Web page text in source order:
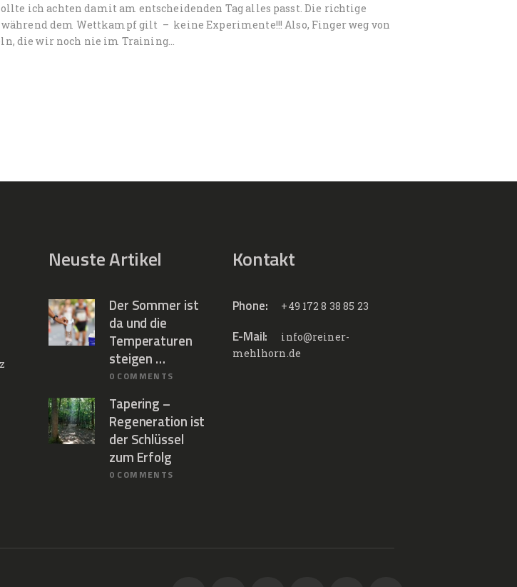
ich achten damit am entscheidenden Tag alles passt. Die richtige
dem Wettkampf gilt – keine Experimente!!! Also, Finger weg von
die wir noch nie im Training…
Neuste Artikel
Der Sommer ist
da und die
Temperaturen
steigen …
0 COMMENTS
Tapering –
Regeneration ist
der Schlüssel
zum Erfolg
0 COMMENTS
Kontakt
Phone: +49 172 8 38 85 23
E-Mail:
info@reiner-
mehlhorn.de